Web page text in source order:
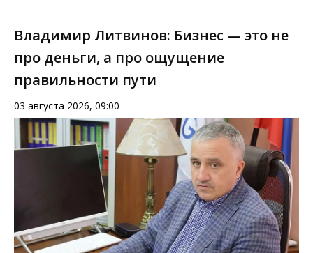
Владимир Литвинов: Бизнес — это не
про деньги, а про ощущение
правильности пути
03 августа 2026, 09:00